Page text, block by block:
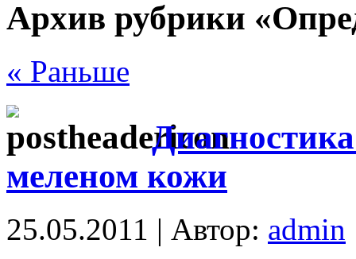
Архив рубрики
« Раньше
меленом кожи
25.05.2011 | Автор: admin